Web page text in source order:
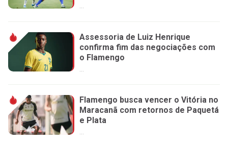
...
Assessoria de Luiz Henrique
confirma fim das negociações com
o Flamengo
Flamengo busca vencer o Vitória no
Maracanã com retornos de Paquetá
e Plata
...